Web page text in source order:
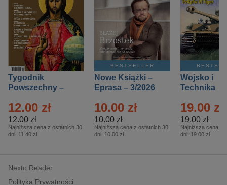
Tygodnik
Powszechny –
12.00 zł
12.00 zł
Najniższa cena z ostatnich 30
dni: 11.40 zł
BESTSELLER
Nowe Książki –
Eprasa – 3/2026
10.00 zł
10.00 zł
Najniższa cena z ostatnich 30
dni: 10.00 zł
Wojsko i
Technika
– 2/2026
19.00 zł
19.00 zł
Najniższa cena z
dni: 19.00 zł
Nexto Reader
Polityka Prywatności